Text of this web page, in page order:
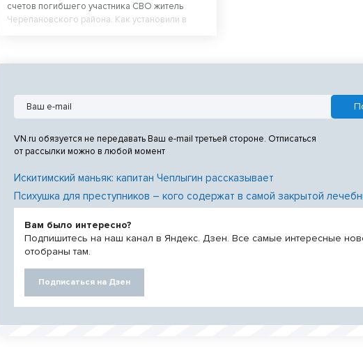
счетов погибшего участника СВО житель
Черепановского района. Как установили в
VN.ru обязуется не передавать Ваш e-mail третьей стороне. Отписаться
от рассылки можно в любой момент
Искитимский маньяк: капитан Чеплыгин рассказывает
Психушка для преступников – кого содержат в самой закрытой
Вам было интересно?
Подпишитесь на наш канал в Яндекс. Дзен. Все самые интересные
отобраны там.
Подписаться на Дзен